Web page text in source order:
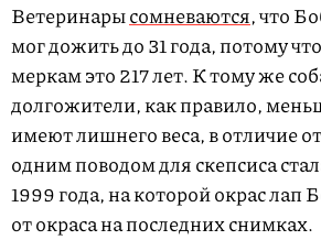
Ветеринарысомневаются, что
мог дожить до 31 года, потому
меркам это 217 лет. К тому же
долгожители, как правило,
имеют лишнего веса, в отличие
одним поводом для скепсиса
1999 года, на которой окрас лап
от окраса на последних снимках.